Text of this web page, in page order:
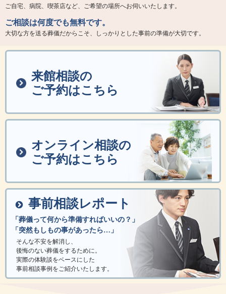
ご自宅、病院、喫茶店など、ご希望の場所へお伺いいたします。
ご相談は何度でも無料です。
大切な方を送る葬儀だからこそ、しっかりとした事前の準備が大切です。
来館相談の
ご予約はこちら
オンライン相談の
ご予約はこちら
事前相談レポート
「葬儀って何から準備すればいいの？」
「突然もしもの事があったら…」
そんな不安を解消し、
後悔のない葬儀をするために。
実際の体験談をベースにした
事前相談事例をご紹介いたします。